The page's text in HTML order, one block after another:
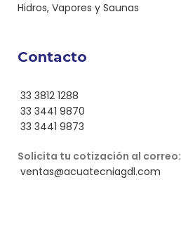
Hidros, Vapores y Saunas
Contacto
33 3812 1288
33 3441 9870
33 3441 9873
Solicita tu cotización al correo:
ventas@acuatecniagdl.com